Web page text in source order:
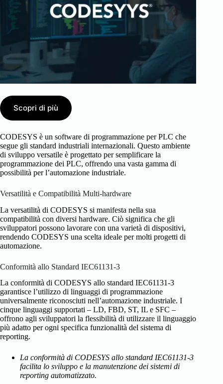
Scopri di più
CODESYS è un software di programmazione per PLC che
segue gli standard industriali internazionali. Questo ambiente
di sviluppo versatile è progettato per semplificare la
programmazione dei PLC, offrendo una vasta gamma di
possibilità per l’automazione industriale.
Versatilità e Compatibilità Multi-hardware
La versatilità di CODESYS si manifesta nella sua
compatibilità con diversi hardware. Ciò significa che gli
sviluppatori possono lavorare con una varietà di dispositivi,
rendendo CODESYS una scelta ideale per molti progetti di
automazione.
Conformità allo Standard IEC61131-3
La conformità di CODESYS allo standard IEC61131-3
garantisce l’utilizzo di linguaggi di programmazione
universalmente riconosciuti nell’automazione industriale. I
cinque linguaggi supportati – LD, FBD, ST, IL e SFC –
offrono agli sviluppatori la flessibilità di utilizzare il linguaggio
più adatto per ogni specifica funzionalità del sistema di
reporting.
La conformità di CODESYS allo standard IEC61131-3
facilita lo sviluppo e la manutenzione dei sistemi di
reporting automatizzato.